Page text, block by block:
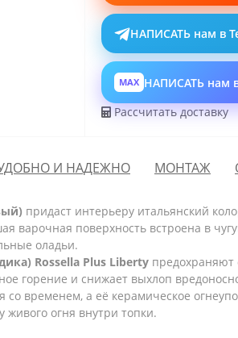
НАПИСАТЬ нам в
MAX НАПИСАТЬ нам
Рассчитать доставку
И НАДЕЖНО МОНТАЖ
придаст интерьеру итальянский
варочная поверхность встроена в
оладьи.
Rossella Plus Liberty предохраняют
горение и снижает выхлоп
временем, а её керамическое
огня внутри топки.